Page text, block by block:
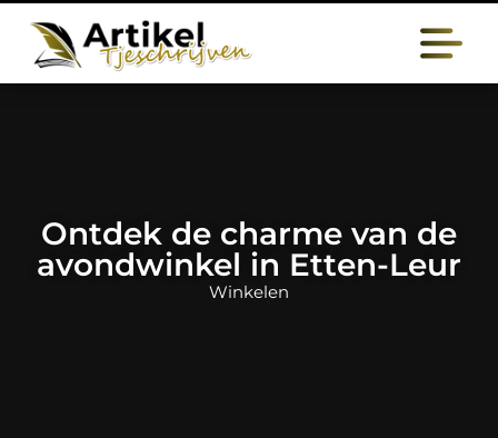
Ontdek de charme van de
avondwinkel in Etten-Leur
Winkelen